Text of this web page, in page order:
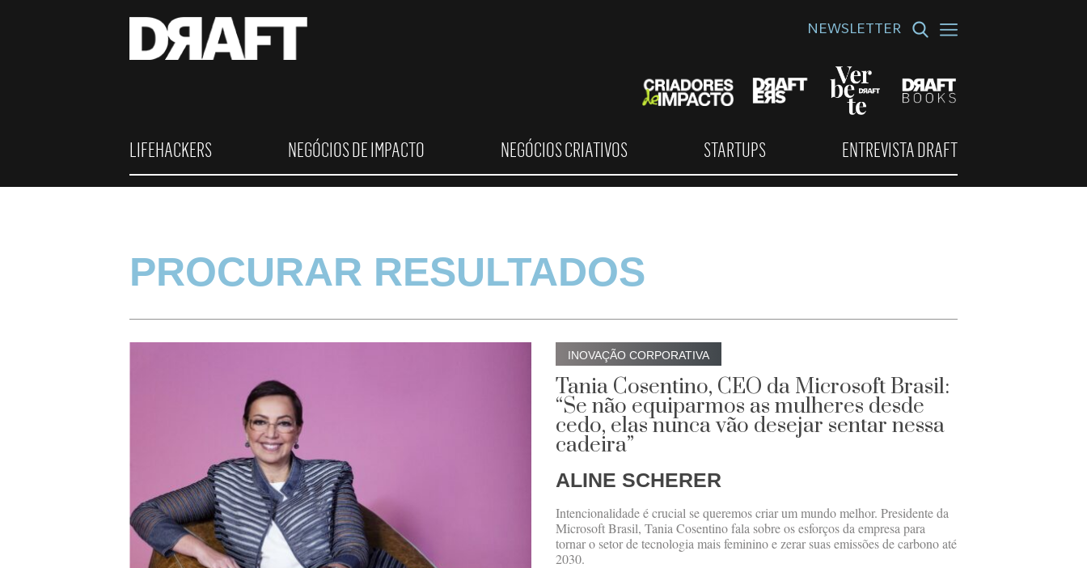
NEWSLETTER
LIFEHACKERS NEGÓCIOS DE IMPACTO NEGÓCIOS CRIATIVOS STARTUPS ENTREVISTA DRAFT
PROCURAR RESULTADOS
INOVAÇÃO CORPORATIVA
Tania Cosentino, CEO da Microsoft Brasil:
“Se não equiparmos as mulheres desde
cedo, elas nunca vão desejar sentar nessa
cadeira”
ALINE SCHERER
Intencionalidade é crucial se queremos criar um mundo melhor. Presidente da
Microsoft Brasil, Tania Cosentino fala sobre os esforços da empresa para
tornar o setor de tecnologia mais feminino e zerar suas emissões de carbono até
2030.